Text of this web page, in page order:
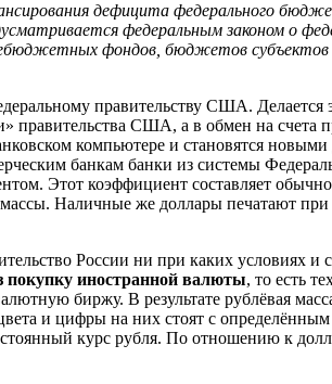
дефицита федерального
федеральным законом о
фондов, бюджетов субъектов
правительству США. Делается
США, а в обмен на счета
компьютере и становятся
банкам банки из системы
Этот коэффициент составляет обычно
Наличные же доллары печатают
России ни при каких условиях и
покупку иностранной валюты, то есть
биржу. В результате рублёвая
и цифры на них стоят с
курс рубля. По отношению к